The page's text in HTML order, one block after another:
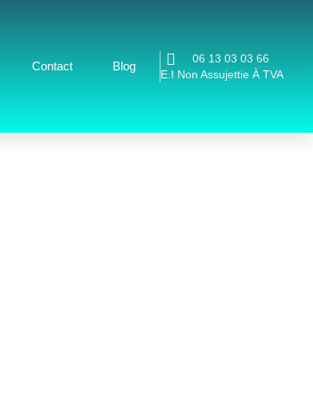
Contact Blog
06 13 03 03 66
E.I Non Assujettie À TVA